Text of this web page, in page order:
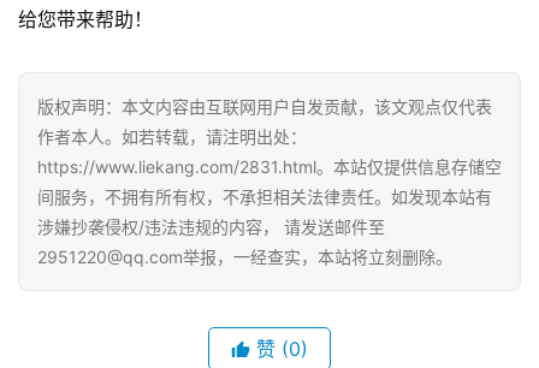
给您带来帮助！
版权声明：本文内容由互联网用户自发贡献，该文观点仅代表
作者本人。如若转载，请注明出处：
https://www.liekang.com/2831.html。本站仅提供信息存储空
间服务，不拥有所有权，不承担相关法律责任。如发现本站有
涉嫌抄袭侵权/违法违规的内容， 请发送邮件至
2951220@qq.com举报，一经查实，本站将立刻删除。
赞 (0)